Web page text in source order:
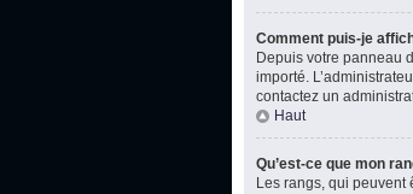
Comment puis-je
Depuis votre panneau
importé.
contactez un
Haut
Qu’est-ce que mon
Les rangs, qui peuvent